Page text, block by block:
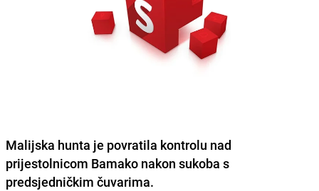
Malijska hunta je povratila kontrolu nad
prijestolnicom Bamako nakon sukoba s
predsjedničkim čuvarima.